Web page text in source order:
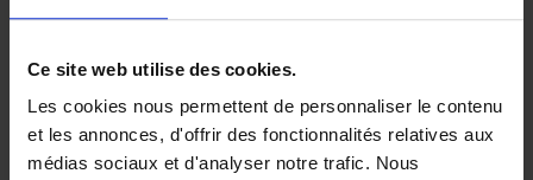
Ce site web utilise des cookies.
Les cookies nous permettent de personnaliser le contenu
et les annonces, d'offrir des fonctionnalités relatives aux
médias sociaux et d'analyser notre trafic. Nous
Faites nous part de vos